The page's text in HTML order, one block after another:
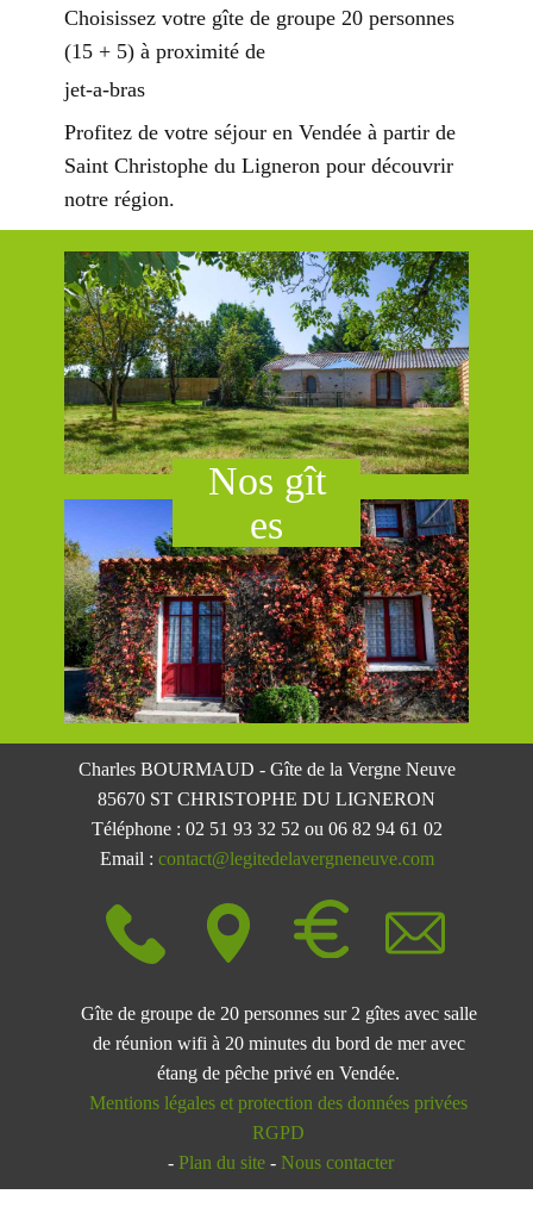
Choisissez votre gîte de groupe 20 personnes
(15 + 5) à proximité de
jet-a-bras
Profitez de votre séjour en Vendée à partir de
Saint Christophe du Ligneron pour découvrir
notre région.
Nos g​ît​
es
Charles BOURMAUD - Gîte de la Vergne Neuve
85670 ST CHRISTOPHE DU LIGN​ERON
Téléphone : 02 51 93 32 52 ou 06 82 94 61 02
Email : contact@legitedelavergneneuve.com
Gîte de groupe de 20 personnes sur 2 gîtes avec salle
de réunion wifi à 20 minutes du bord de mer avec
étang de pêche privé en Vendée.
Mentions légales et protection des données privées
RGPD
- Plan du site - Nous contacter